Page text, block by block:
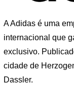
A Adidas é uma
internacional que
exclusivo.
cidade de
Dassler.